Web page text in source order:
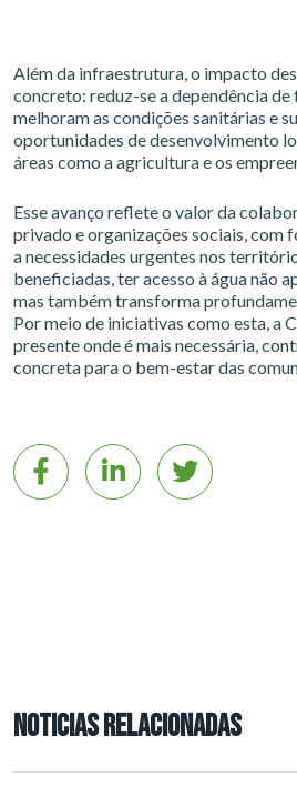
Além da infraestrutura, o impacto
concreto: reduz-se a dependência
melhoram as condições sanitárias e
oportunidades de desenvolvimento
áreas como a agricultura e os
Esse avanço reflete o valor da
privado e organizações sociais, com
a necessidades urgentes nos
beneficiadas, ter acesso à água não
mas também transforma
Por meio de iniciativas como esta, a
presente onde é mais necessária,
concreta para o bem-estar das
NOTICIAS RELACIONADAS